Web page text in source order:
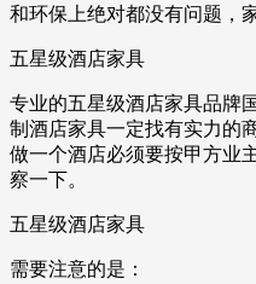
和环保上绝对都没有问题，
五星级酒店家具
专业的五星级酒店家具品牌
制酒店家具一定找有实力的
做一个酒店必须要按甲方业
察一下。
五星级酒店家具
需要注意的是：